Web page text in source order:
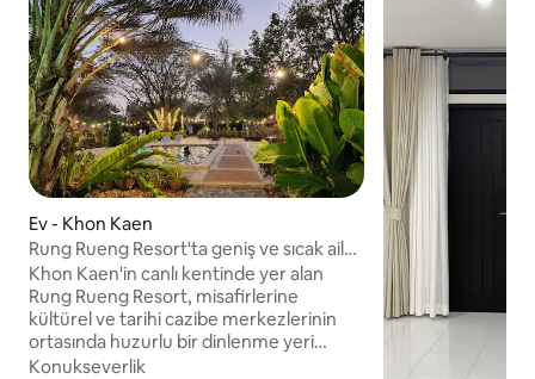
Ev - Khon Kaen
Rung Rueng Resort'ta geniş ve sıcak aile
odası
Khon Kaen'in canlı kentinde yer alan
Rung Rueng Resort, misafirlerine
kültürel ve tarihi cazibe merkezlerinin
ortasında huzurlu bir dinlenme yeri
sunuyor. Arabayla çok yakın mesafedeki
Konukseverlik